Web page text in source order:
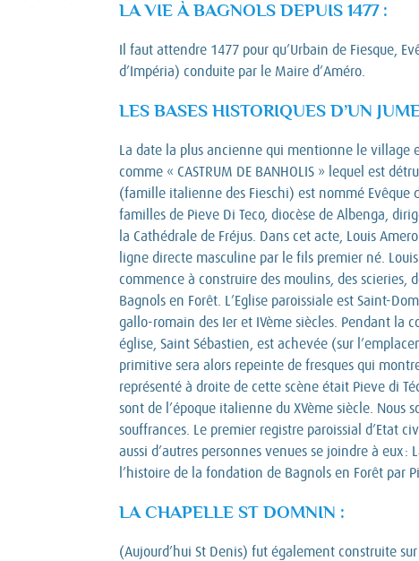
LA VIE À BAGNOLS DEPUIS 1477 :
Il faut attendre 1477 pour qu’Urbain de Fiesque,
d’Impéria) conduite par le Maire d’Améro.
LES BASES HISTORIQUES D’UN
La date la plus ancienne qui mentionne le village
comme « CASTRUM DE BANHOLIS » lequel est
(famille italienne des Fieschi) est nommé Evêque
familles de Pieve Di Teco, diocèse de Albenga,
la Cathédrale de Fréjus. Dans cet acte, Louis
ligne directe masculine par le fils premier né.
commence à construire des moulins, des scieries,
Bagnols en Forêt. L’Eglise paroissiale est Saint-
gallo-romain des Ier et IVème siècles. Pendant la
église, Saint Sébastien, est achevée (sur
primitive sera alors repeinte de fresques qui
représenté à droite de cette scène était Pieve di
sont de l’époque italienne du XVème siècle. Nous
souffrances. Le premier registre paroissial d’Etat
aussi d’autres personnes venues se joindre à
l’histoire de la fondation de Bagnols en Forêt par
LA CHAPELLE ST DOMNIN :
(Aujourd’hui St Denis) fut également construite